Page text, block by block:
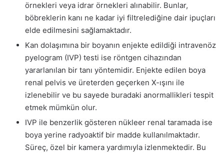
örnekleri veya idrar örnekleri alınabilir. Bunlar,
böbreklerin kanı ne kadar iyi filtrelediğine dair ipuçları
elde edilmesini sağlamaktadır.
Kan dolaşımına bir boyanın enjekte edildiği intravenöz
pyelogram (IVP) testi ise röntgen cihazından
yararlanılan bir tanı yöntemidir. Enjekte edilen boya
renal pelvis ve üreterden geçerken X-ışını ile
izlenebilir ve bu sayede buradaki anormallikleri tespit
etmek mümkün olur.
IVP ile benzerlik gösteren nükleer renal taramada ise
boya yerine radyoaktif bir madde kullanılmaktadır.
Süreç, özel bir kamera yardımıyla izlenmektedir. Bu